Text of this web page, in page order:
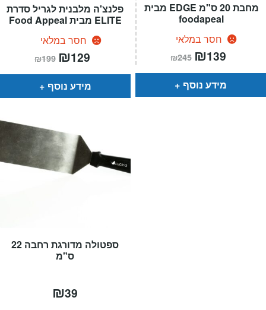
פלנצ'ה מלבנית לגריל סדרת
ELITE מבית Food Appeal
חסר במלאי
₪199 המחיר
המקורי
היה:
₪199.
₪129
הוא:
מידע נוסף
מחבת 20 ס"מ EDGE מבית
foodapeal
חסר במלאי
₪245 המחיר
המקורי
היה:
₪245.
₪139
הוא:
מידע נוסף
ספטולה מדורגת רחבה 22
ס"מ
₪39